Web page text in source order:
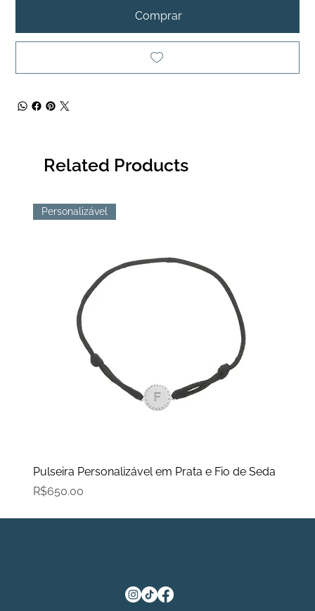
Comprar
Related Products
Personalizável
Pulseira Personalizável em Prata e Fio de Seda
Price
R$650.00